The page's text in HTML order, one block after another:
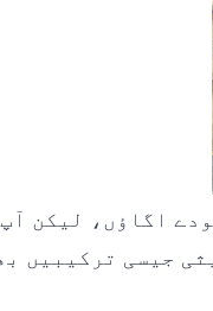
اگاؤں، لیکن
جیسی ترکیبیں